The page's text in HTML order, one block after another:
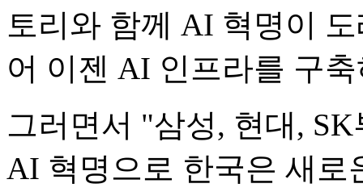
토리와 함께 AI 혁명이
어 이젠 AI 인프라를 구
그러면서 "삼성, 현대,
AI 혁명으로 한국은 새로